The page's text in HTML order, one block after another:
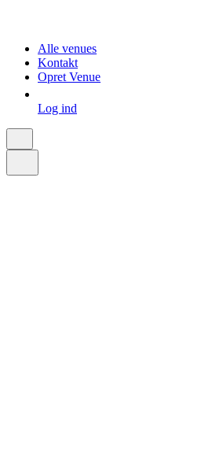
Alle venues
Kontakt
Opret Venue
Log ind